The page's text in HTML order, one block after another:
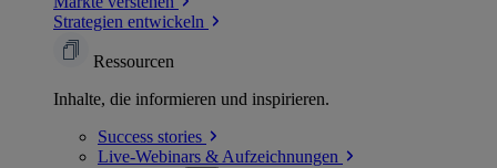
Strategien entwickeln
Ressourcen
Inhalte, die informieren und inspirieren.
Success stories
Live-Webinars & Aufzeichnungen